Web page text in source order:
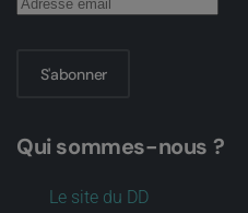
S'abonner
Qui sommes-nous ?
Le site du DD